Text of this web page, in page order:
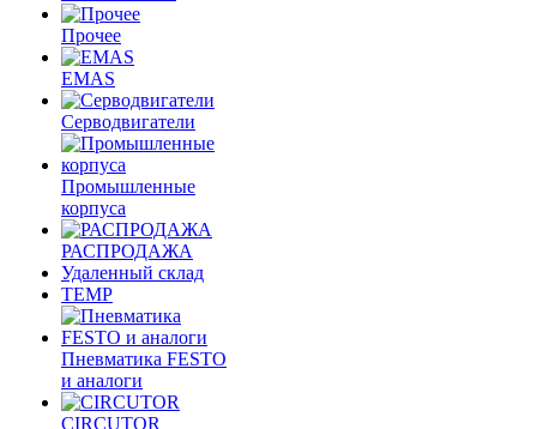
Прочее
EMAS
Cерводвигатели
Промышленные
корпуса
РАСПРОДАЖА
Удаленный склад
TEMP
Пневматика FESTO
и аналоги
CIRCUTOR